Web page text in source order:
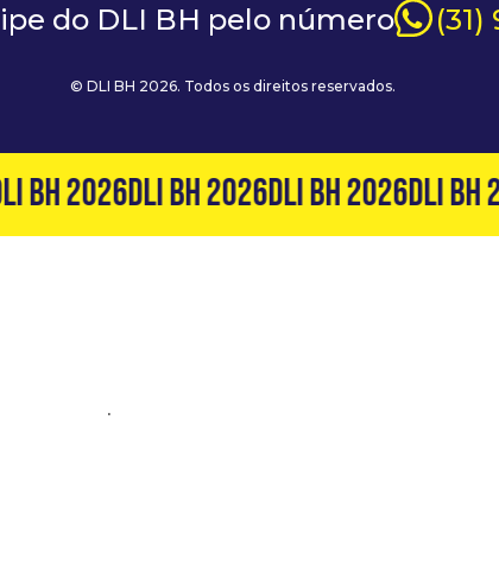
do DLI BH pelo número (31)
© DLI BH 2026. Todos os direitos reservados.
BH 2026DLI BH 2026DLI BH 2026DLI BH
.